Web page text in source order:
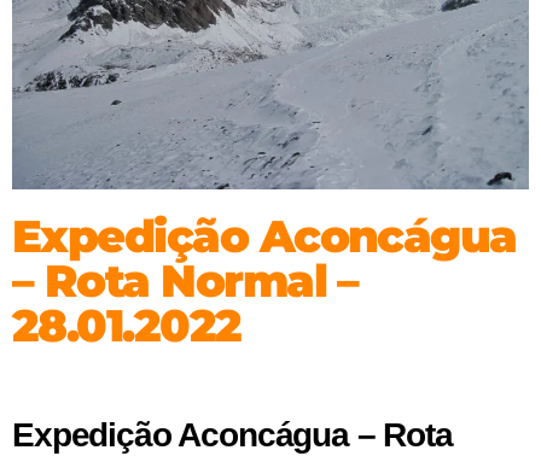
Expedição Aconcágua
– Rota Normal –
28.01.2022
Expedição Aconcágua – Rota